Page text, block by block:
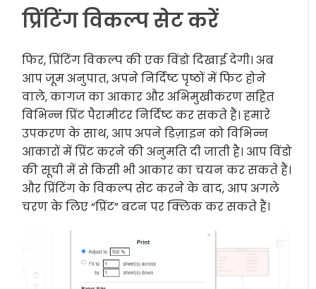
प्रिंटिंग विकल्प सेट करें
फिर, प्रिंटिंग विकल्प की एक विंडो दिखाई देगी। अब
आप जूम अनुपात, अपने निर्दिष्ट पृष्ठों में फिट होने
वाले, कागज का आकार और अभिमुखीकरण सहित
विभिन्न प्रिंट पैरामीटर निर्दिष्ट कर सकते हैं। हमारे
उपकरण के साथ, आप अपने डिज़ाइन को विभिन्न
आकारों में प्रिंट करने की अनुमति दी जाती है। आप विंडो
की सूची में से किसी भी आकार का चयन कर सकते हैं।
और प्रिंटिंग के विकल्प सेट करने के बाद, आप अगले
चरण के लिए “प्रिंट” बटन पर क्लिक कर सकते हैं।